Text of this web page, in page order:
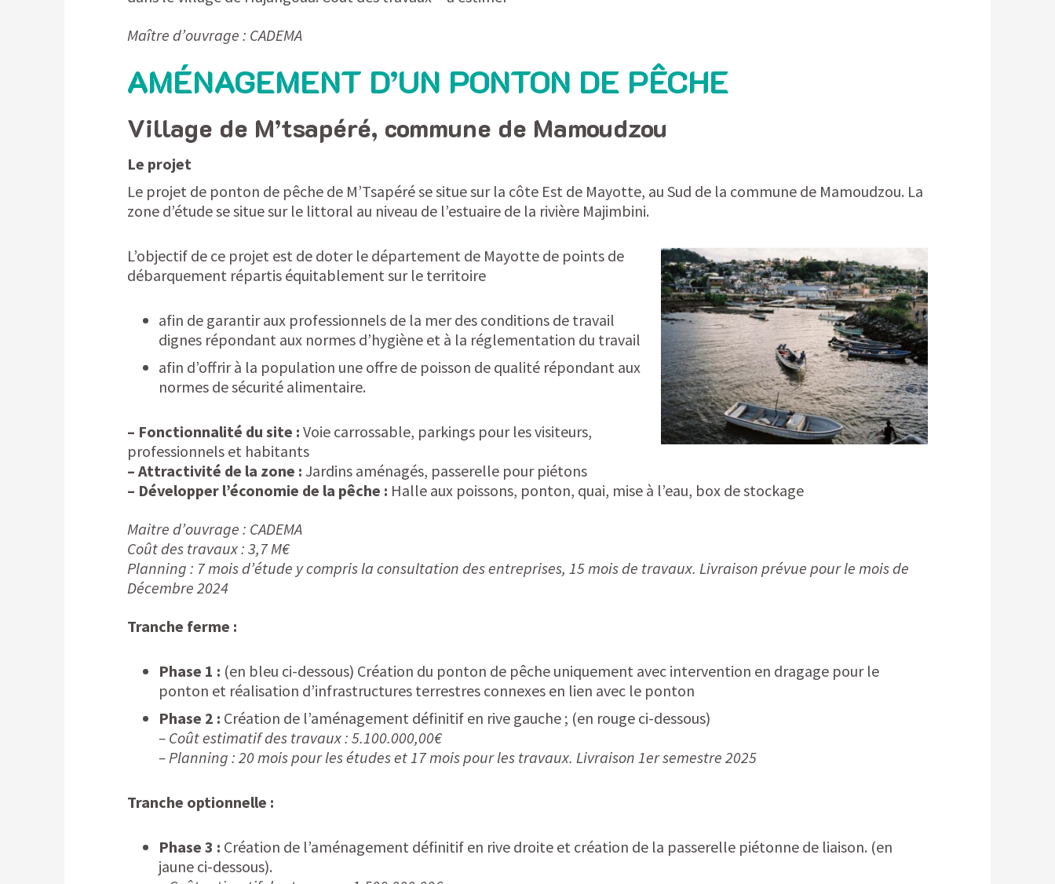
Maître d’ouvrage : CADEMA
AMÉNAGEMENT D’UN PONTON DE PÊCHE
Village de M’tsapéré, commune de Mamoudzou
Le projet
Le projet de ponton de pêche de M’Tsapéré se situe sur la côte Est de Mayotte, au Sud de la commune de Mamoudzou. La
zone d’étude se situe sur le littoral au niveau de l’estuaire de la rivière Majimbini.
L’objectif de ce projet est de doter le département de Mayotte de points de
débarquement répartis équitablement sur le territoire
afin de garantir aux professionnels de la mer des conditions de travail
dignes répondant aux normes d’hygiène et à la réglementation du travail
afin d’offrir à la population une offre de poisson de qualité répondant aux
normes de sécurité alimentaire.
– Fonctionnalité du site : Voie carrossable, parkings pour les visiteurs,
professionnels et habitants
– Attractivité de la zone : Jardins aménagés, passerelle pour piétons
– Développer l’économie de la pêche : Halle aux poissons, ponton, quai, mise à l’eau, box de stockage
Maitre d’ouvrage : CADEMA
Coût des travaux : 3,7 M€
Planning : 7 mois d’étude y compris la consultation des entreprises, 15 mois de travaux. Livraison prévue pour le mois de
Décembre 2024
Tranche ferme :
Phase 1 : (en bleu ci-dessous) Création du ponton de pêche uniquement avec intervention en dragage pour le
ponton et réalisation d’infrastructures terrestres connexes en lien avec le ponton
Phase 2 : Création de l’aménagement définitif en rive gauche ; (en rouge ci-dessous)
– Coût estimatif des travaux : 5.100.000,00€
– Planning : 20 mois pour les études et 17 mois pour les travaux. Livraison 1er semestre 2025
Tranche optionnelle :
Phase 3 : Création de l’aménagement définitif en rive droite et création de la passerelle piétonne de liaison. (en
jaune ci-dessous).